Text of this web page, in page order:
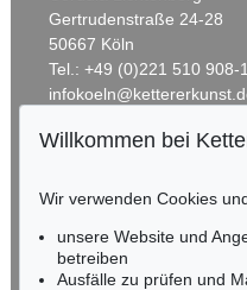
Auktion 538 - Lot 643
Ergebnis:€ 139.700
Gertrudenstraße 24-28
50667 Köln
Tel.: +49 (0)221 510 908-
RHEINLAND-PFALZ
Miriam Heß
Tel.: +49 (0)62 21 58 80-
Fax: +49 (0)62 21 58 80-
Willkommen bei
Wir verwenden Cookies
unsere Website und
betreiben
Ausfälle zu prüfen und